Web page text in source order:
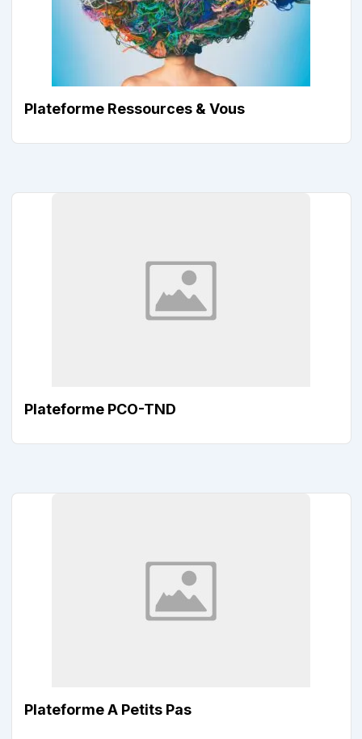
Plateforme Ressources & Vous
Plateforme PCO-TND
Plateforme A Petits Pas